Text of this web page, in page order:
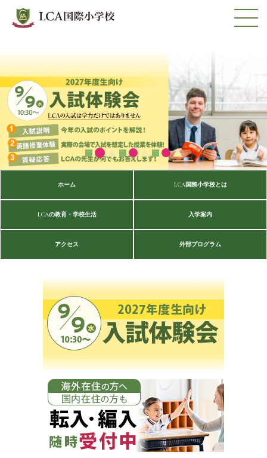
ホーム LCA国際小学校とは
LCAの教育・学校生活 入学案内
アクセス 外部プログラム